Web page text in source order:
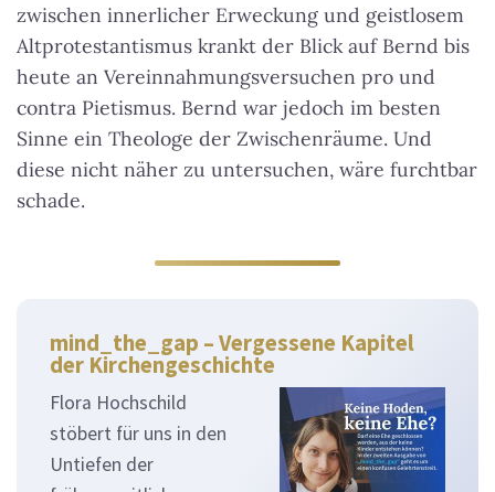
zwischen innerlicher Erweckung und geistlosem
Altprotestantismus krankt der Blick auf Bernd bis
heute an Vereinnahmungsversuchen pro und
contra Pietismus. Bernd war jedoch im besten
Sinne ein Theologe der Zwischenräume. Und
diese nicht näher zu untersuchen, wäre furchtbar
schade.
mind_the_gap – Vergessene Kapitel
der Kirchengeschichte
Flora Hochschild
stöbert für uns in den
Untiefen der